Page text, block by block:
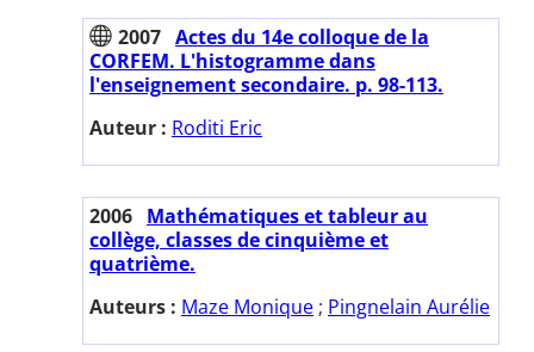
2007 Actes du 14e colloque de la
CORFEM. L'histogramme dans
l'enseignement secondaire. p. 98-113.
Auteur : Roditi Eric
2006 Mathématiques et tableur au
collège, classes de cinquième et
quatrième.
Auteurs : Maze Monique ; Pingnelain Aurélie